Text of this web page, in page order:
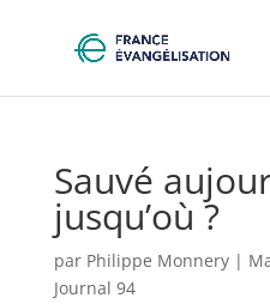
Sauvé
jusqu’où ?
par Philippe Monnery|
Journal 94